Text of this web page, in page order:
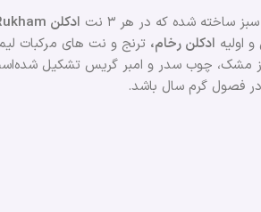
ساخته شده که در هر ۳ نت ادکلن Belad Almisk Rukham
اولیه ادکلن رخام، ترنج و نت های مرکبات
مشک، چوب سدر و امبر گریس تشکیل
در فصول گرم سال باشد.